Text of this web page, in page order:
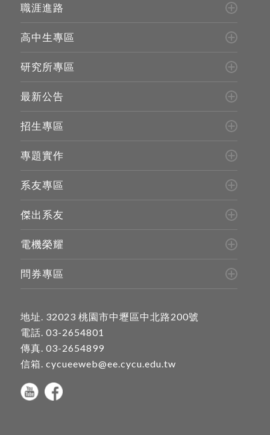
職涯進路
高中生專區
研究所專區
最新公告
招生專區
專題實作
系友專區
傑出系友
電機榮耀
問券專區
地址. 32023 桃園市中壢區中北路200號
電話. 03-2654801
傳真. 03-2654899
信箱. cycueeweb@ee.cycu.edu.tw